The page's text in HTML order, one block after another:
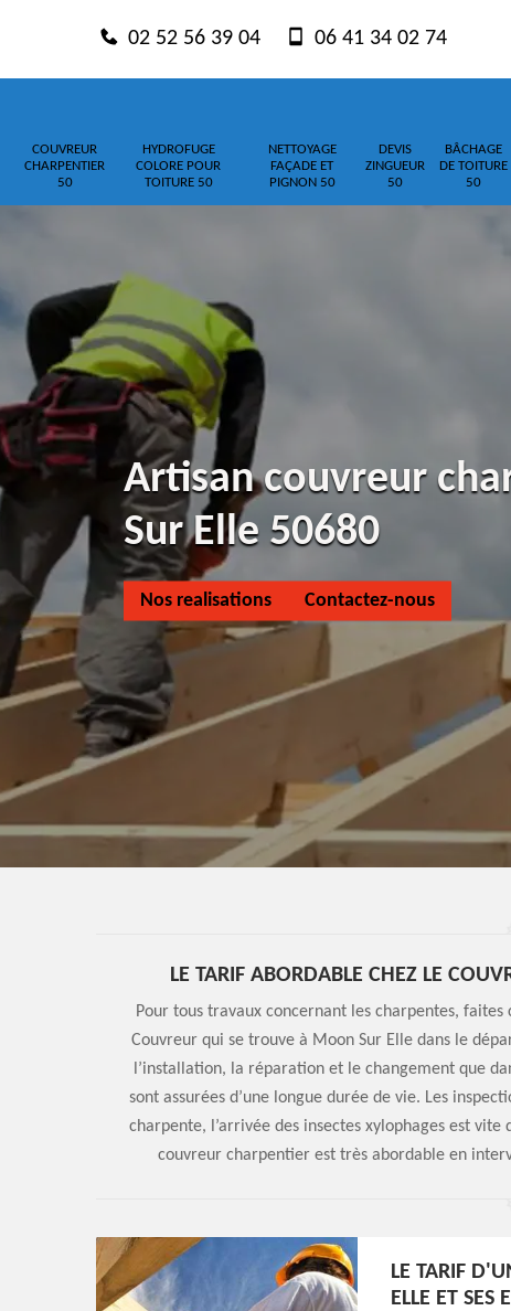
02 52 56 39 04 06 41 34 02 74
COUVREUR
CHARPENTIER
50
HYDROFUGE
COLORE POUR
TOITURE 50
NETTOYAGE
FAÇADE ET
PIGNON 50
DEVIS
ZINGUEUR
50
BÂCHAGE
DE TOITURE
50
Artisan couvreur
Sur Elle 50680
Nos realisations Contactez-nous
LE TARIF ABORDABLE CHEZ LE
Pour tous travaux concernant les charpentes,
Couvreur qui se trouve à Moon Sur Elle dans le
l’installation, la réparation et le changement que
sont assurées d’une longue durée de vie. Les
charpente, l’arrivée des insectes xylophages est
couvreur charpentier est très abordable en
LE TARIF
ELLE ET SES